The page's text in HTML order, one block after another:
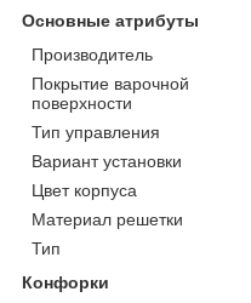
Основные атрибуты
Производитель
Покрытие варочной
поверхности
Тип управления
Вариант установки
Цвет корпуса
Материал решетки
Тип
Конфорки